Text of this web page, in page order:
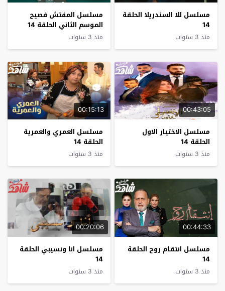
مسلسل للا السندريلا الحلقة
14
منذ 3 سنوات
مسلسل المفتش فصيح
الموسم الثاني الحلقة 14
منذ 3 سنوات
00:43:05
مسلسل الاختيار الاول
الحلقة 14
منذ 3 سنوات
00:15:13
مسلسل العمري والعمرية
الحلقة 14
منذ 3 سنوات
00:44:33
مسلسل انتقام روح الحلقة
14
منذ 3 سنوات
00:20:06
مسلسل انا ونسيبي الحلقة
14
منذ 3 سنوات